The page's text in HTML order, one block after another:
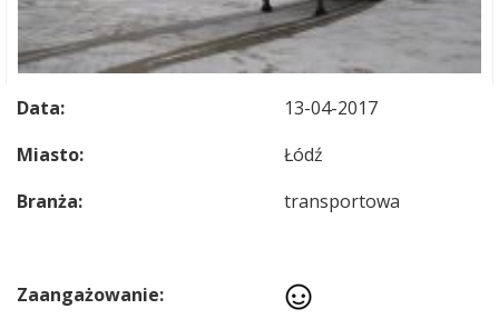
Data:
13-04-2017
Miasto:
Łódź
Branża:
transportowa
Zaangażowanie: